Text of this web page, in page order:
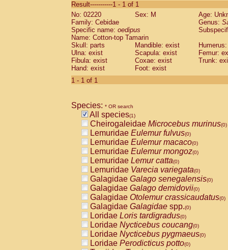
CebidaeSaguinus labiatus(0)
Cebidae Saguinus leucopus (0)
Cebidae
CebidaeSaguinus mystax
Cebidae Saguinus nigricollis (0)
Cebidae Saguinus oedipus
Cebidae Saguinus weddelli
Cebidae Saguinusspp.
Cebidae
CebidaeCebus capucinus
CebidaeCebus nigrivittatus
CebidaeCebus spp.(0)
CebidaeSaimiri boliviensis(0)
CebidaeSaimiri sciureus(0)
AtelidaeAlouatta caraya(0)
AtelidaeAlouatta fusca(0)
AtelidaeAlouatta seniculus(0)
AtelidaeAlouattaspp.(0)
AtelidaeAteles belzebuth(0)
AtelidaeAteles geoffroyi(0)
AtelidaeAteles paniscus(0)
AtelidaeAtelesspp.(0)
AtelidaeLagothrix lagothricha(0)
AtelidaeLagothrix lagothricha cana
PitheciidaeCacajao calvus
Result-----------1 - 1 of 1
No: 02220
Sex: M
Age:
Family: Cebidae
Genus:
Specific name: oedipus
Name: Cotton-top Tamarin
Skull: parts
Mandible: exist
Ulna: exist
Scapula: exist
Femur:
Fibula: exist
Coxae: exist
Trunk:
Hand: exist
Foot: exist
1 - 1 of 1
Species: * OR search
All species(1)
Cheirogaleidae Microcebus murinus(0)
Lemuridae Eulemur fulvus(0)
Lemuridae Eulemur macaco(0)
Lemuridae Eulemur mongoz(0)
Lemuridae Lemur catta(0)
Lemuridae Varecia variegata(0)
Galagidae Galago senegalensis(0)
Galagidae Galago demidovii(0)
Galagidae Otolemur crassicaudatus(0)
Galagidae Galagidae spp.(0)
Loridae Loris tardigradus(0)
Loridae Nycticebus coucang(0)
Loridae Nycticebus pygmaeus(0)
Loridae Perodicticus potto(0)